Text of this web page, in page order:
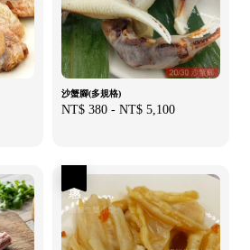
沙蟹腳(多規格)
Regular
NT$ 380 - NT$ 5,100